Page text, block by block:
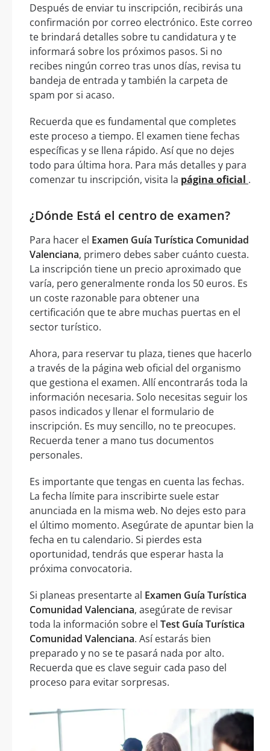
Después de enviar tu inscripción, recibirás una
confirmación por correo electrónico. Este correo
te brindará detalles sobre tu candidatura y te
informará sobre los próximos pasos. Si no
recibes ningún correo tras unos días, revisa tu
bandeja de entrada y también la carpeta de
spam por si acaso.
Recuerda que es fundamental que completes
este proceso a tiempo. El examen tiene fechas
específicas y se llena rápido. Así que no dejes
todo para última hora. Para más detalles y para
comenzar tu inscripción, visita la página oficial .
¿Dónde Está el centro de examen?
Para hacer el Examen Guía Turística Comunidad
Valenciana, primero debes saber cuánto cuesta.
La inscripción tiene un precio aproximado que
varía, pero generalmente ronda los 50 euros. Es
un coste razonable para obtener una
certificación que te abre muchas puertas en el
sector turístico.
Ahora, para reservar tu plaza, tienes que hacerlo
a través de la página web oficial del organismo
que gestiona el examen. Allí encontrarás toda la
información necesaria. Solo necesitas seguir los
pasos indicados y llenar el formulario de
inscripción. Es muy sencillo, no te preocupes.
Recuerda tener a mano tus documentos
personales.
Es importante que tengas en cuenta las fechas.
La fecha límite para inscribirte suele estar
anunciada en la misma web. No dejes esto para
el último momento. Asegúrate de apuntar bien la
fecha en tu calendario. Si pierdes esta
oportunidad, tendrás que esperar hasta la
próxima convocatoria.
Si planeas presentarte al Examen Guía Turística
Comunidad Valenciana, asegúrate de revisar
toda la información sobre el Test Guía Turística
Comunidad Valenciana. Así estarás bien
preparado y no se te pasará nada por alto.
Recuerda que es clave seguir cada paso del
proceso para evitar sorpresas.